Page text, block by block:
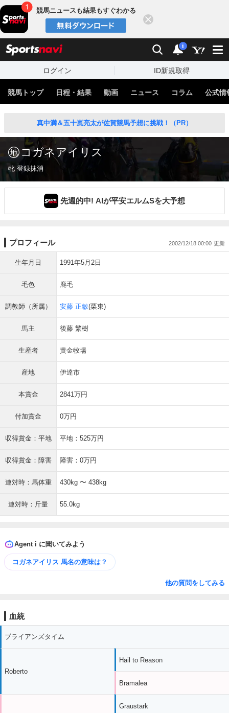
競馬ニュースも結果もすぐわかる
検索 通知
i
ログイン ID新規取得
競馬トップ 日程・結果 動画 ニュース コラム 公式情
真中満＆五十嵐亮太が佐賀競馬予想に挑戦！（PR）
コガネアイリス
牝 登録抹消
先週的中! AIが平安エルムSを大予想
プロフィール 2002/12/18 00:00
生年月日 1991年5月2日
毛色 鹿毛
調教師（所属） 安藤 正敏(栗東)
馬主 後藤 繁樹
生産者 黄金牧場
産地 伊達市
本賞金 2841万円
付加賞金 0万円
収得賞金：平地 平地：525万円
収得賞金：障害 障害：0万円
連対時：馬体重 430kg 〜 438kg
連対時：斤量 55.0kg
Agent i に聞いてみよう
コガネアイリス 馬名の意味は？
他の質問をしてみる
血統
ブライアンズタイム
Roberto
Hail to Reason
Bramalea
Graustark